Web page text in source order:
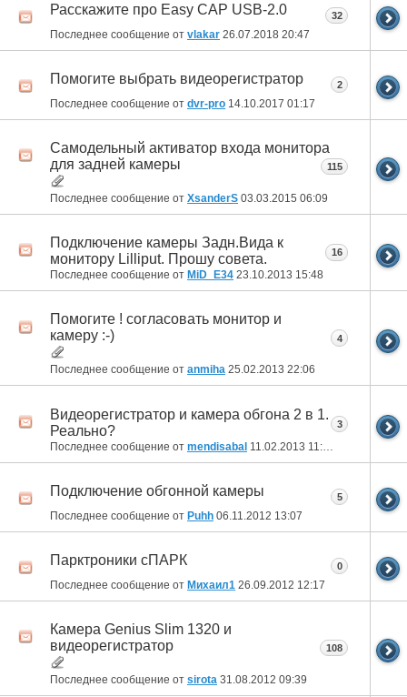
Расскажите про Easy CAP USB-2.0
Последнее сообщение от vlakar 26.07.2018 20:47
32
Помогите выбрать видеорегистратор
Последнее сообщение от dvr-pro 14.10.2017 01:17
2
Самодельный активатор входа монитора
для задней камеры
Последнее сообщение от XsanderS 03.03.2015 06:09
115
Подключение камеры Задн.Вида к
монитору Lilliput. Прошу совета.
Последнее сообщение от MiD_E34 23.10.2013 15:48
16
Помогите ! согласовать монитор и
камеру :-)
Последнее сообщение от anmiha 25.02.2013 22:06
4
Видеорегистратор и камера обгона 2 в 1.
Реально?
Последнее сообщение от mendisabal 11.02.2013 11:36
3
Подключение обгонной камеры
Последнее сообщение от Puhh 06.11.2012 13:07
5
Парктроники сПАРК
Последнее сообщение от Михаил1 26.09.2012 12:17
0
Камера Genius Slim 1320 и
видеорегистратор
Последнее сообщение от sirota 31.08.2012 09:39
108